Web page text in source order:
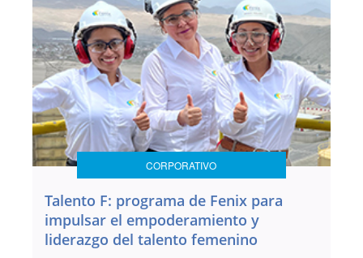
CORPORATIVO
Talento F: programa de Fenix para
impulsar el empoderamiento y
liderazgo del talento femenino